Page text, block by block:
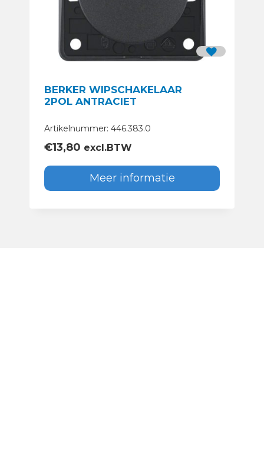
BERKER WIPSCHAKELAAR
2POL ANTRACIET
Artikelnummer: 446.383.0
€13,80 excl.BTW
Meer informatie